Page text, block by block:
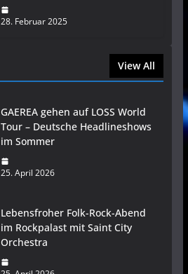
28. Februar 2025
View All
GAEREA gehen auf LOSS World
Tour – Deutsche Headlineshows
im Sommer
25. April 2026
Lebensfroher Folk-Rock-Abend
im Rockpalast mit Saint City
Orchestra